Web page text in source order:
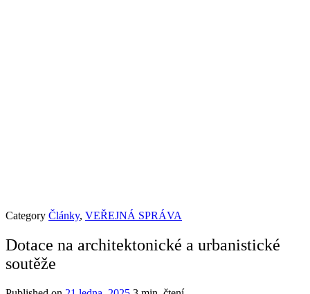
Category Články, VEŘEJNÁ SPRÁVA
Dotace na architektonické a urbanistické
soutěže